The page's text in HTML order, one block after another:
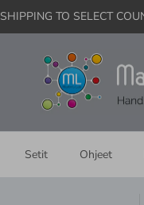
TO SELECT
Setit Ohjeet